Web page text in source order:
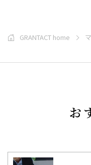
GRANTACT home
お